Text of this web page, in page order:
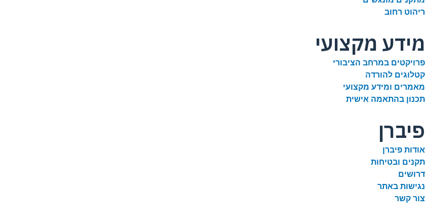
ריהוט רחוב
מידע מקצועי
פרויקטים במרחב הציבורי
קטלוגים להורדה
מאמרים ומידע מקצועי
תכנון בהתאמה אישית
פיברן
אודות פיברן
תקנים ובטיחות
דרושים
נגישות באתר
צור קשר